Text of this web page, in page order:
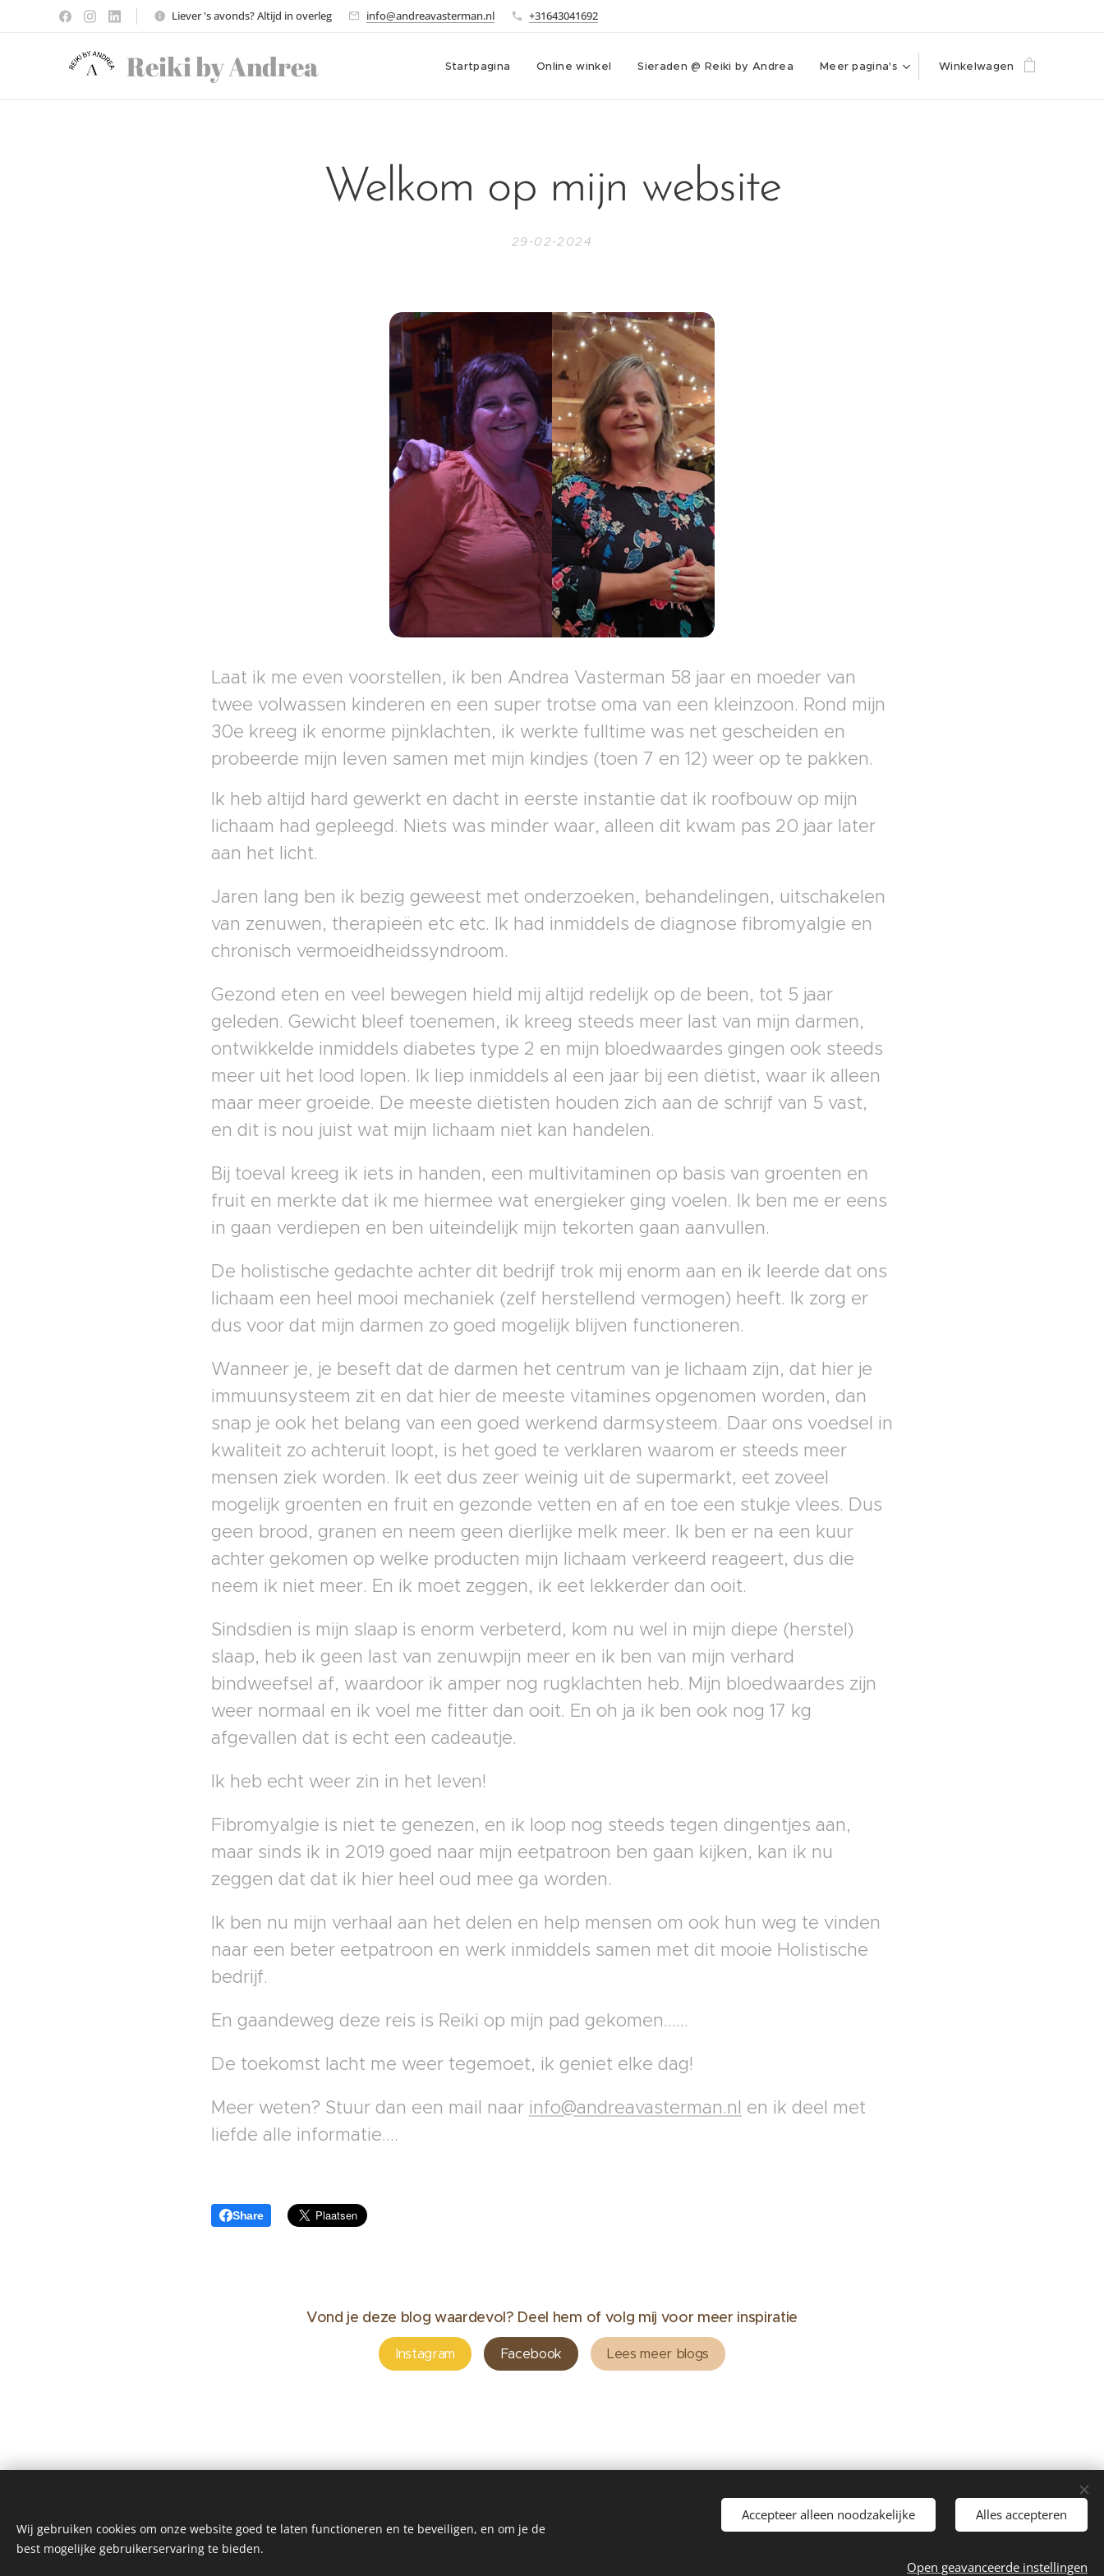
Liever 's avonds? Altijd in overleg info@andreavasterman.nl +31643041692
Reiki by Andrea Startpagina Online winkel Sieraden @ Reiki by Andrea Meer pagina's Winkelwagen
Welkom op mijn website
29-02-2024
Laat ik me even voorstellen, ik ben Andrea Vasterman 58 jaar en moeder van
twee volwassen kinderen en een super trotse oma van een kleinzoon. Rond mijn
30e kreeg ik enorme pijnklachten, ik werkte fulltime was net gescheiden en
probeerde mijn leven samen met mijn kindjes (toen 7 en 12) weer op te pakken.
Ik heb altijd hard gewerkt en dacht in eerste instantie dat ik roofbouw op mijn
lichaam had gepleegd. Niets was minder waar, alleen dit kwam pas 20 jaar later
aan het licht.
Jaren lang ben ik bezig geweest met onderzoeken, behandelingen, uitschakelen
van zenuwen, therapieën etc etc. Ik had inmiddels de diagnose fibromyalgie en
chronisch vermoeidheidssyndroom.
Gezond eten en veel bewegen hield mij altijd redelijk op de been, tot 5 jaar
geleden. Gewicht bleef toenemen, ik kreeg steeds meer last van mijn darmen,
ontwikkelde inmiddels diabetes type 2 en mijn bloedwaardes gingen ook steeds
meer uit het lood lopen. Ik liep inmiddels al een jaar bij een diëtist, waar ik alleen
maar meer groeide. De meeste diëtisten houden zich aan de schrijf van 5 vast,
en dit is nou juist wat mijn lichaam niet kan handelen.
Bij toeval kreeg ik iets in handen, een multivitaminen op basis van groenten en
fruit en merkte dat ik me hiermee wat energieker ging voelen. Ik ben me er eens
in gaan verdiepen en ben uiteindelijk mijn tekorten gaan aanvullen.
De holistische gedachte achter dit bedrijf trok mij enorm aan en ik leerde dat ons
lichaam een heel mooi mechaniek (zelf herstellend vermogen) heeft. Ik zorg er
dus voor dat mijn darmen zo goed mogelijk blijven functioneren.
Wanneer je, je beseft dat de darmen het centrum van je lichaam zijn, dat hier je
immuunsysteem zit en dat hier de meeste vitamines opgenomen worden, dan
snap je ook het belang van een goed werkend darmsysteem. Daar ons voedsel in
kwaliteit zo achteruit loopt, is het goed te verklaren waarom er steeds meer
mensen ziek worden. Ik eet dus zeer weinig uit de supermarkt, eet zoveel
mogelijk groenten en fruit en gezonde vetten en af en toe een stukje vlees. Dus
geen brood, granen en neem geen dierlijke melk meer. Ik ben er na een kuur
achter gekomen op welke producten mijn lichaam verkeerd reageert, dus die
neem ik niet meer. En ik moet zeggen, ik eet lekkerder dan ooit.
Sindsdien is mijn slaap is enorm verbeterd, kom nu wel in mijn diepe (herstel)
slaap, heb ik geen last van zenuwpijn meer en ik ben van mijn verhard
bindweefsel af, waardoor ik amper nog rugklachten heb. Mijn bloedwaardes zijn
weer normaal en ik voel me fitter dan ooit. En oh ja ik ben ook nog 17 kg
afgevallen dat is echt een cadeautje.
Ik heb echt weer zin in het leven!
Fibromyalgie is niet te genezen, en ik loop nog steeds tegen dingentjes aan,
maar sinds ik in 2019 goed naar mijn eetpatroon ben gaan kijken, kan ik nu
zeggen dat dat ik hier heel oud mee ga worden.
Ik ben nu mijn verhaal aan het delen en help mensen om ook hun weg te vinden
naar een beter eetpatroon en werk inmiddels samen met dit mooie Holistische
bedrijf.
En gaandeweg deze reis is Reiki op mijn pad gekomen......
De toekomst lacht me weer tegemoet, ik geniet elke dag!
Meer weten? Stuur dan een mail naar info@andreavasterman.nl en ik deel met
liefde alle informatie....
Share
Vond je deze blog waardevol? Deel hem of volg mij voor meer inspiratie
Instagram Facebook Lees meer blogs
©2024Reiki by Andrea Zoetermeer
Wij gebruiken cookies om onze website goed te laten functioneren en te beveiligen, en om je de
best mogelijke gebruikerservaring te bieden.
Accepteer alleen noodzakelijke Alles accepteren
Open geavanceerde instellingen